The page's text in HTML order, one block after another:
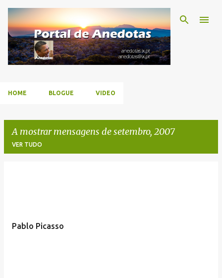
Avançar para o conteúdo principal
HOME BLOGUE VIDEO
A mostrar mensagens de setembro, 2007
VER TUDO
Pablo Picasso